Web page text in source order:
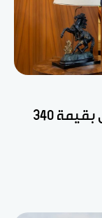
البنك الدولي يقدم تمويلا للسنغال بقيمة 340